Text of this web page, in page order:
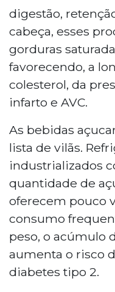
digestão,
cabeça, esses
gorduras
favorecendo, a
colesterol, da
infarto e AVC.
As bebidas
lista de vilãs.
industrializados
quantidade de
oferecem pouco
consumo
peso, o acúmulo
aumenta o risco
diabetes tipo 2.